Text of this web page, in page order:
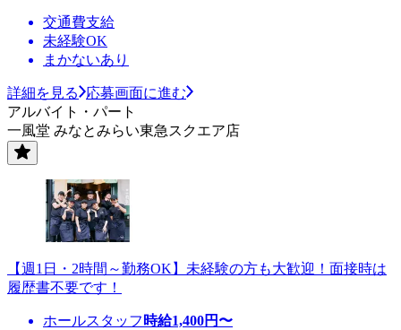
交通費支給
未経験OK
まかないあり
詳細を見る
応募画面に進む
アルバイト・パート
一風堂 みなとみらい東急スクエア店
【週1日・2時間～勤務OK】未経験の方も大歓迎！面接時は
履歴書不要です！
ホールスタッフ 時給1,400円〜